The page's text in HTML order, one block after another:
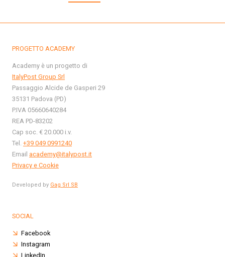
PROGETTO ACADEMY
Academy è un progetto di
ItalyPost Group Srl
Passaggio Alcide de Gasperi 29
35131 Padova (PD)
P.IVA 05660640284
REA PD-83202
Cap soc. € 20.000 i.v.
Tel. +39 049 0991240
Email academy@italypost.it
Privacy e Cookie
Developed by Gag Srl SB
SOCIAL
Facebook
Instagram
LinkedIn